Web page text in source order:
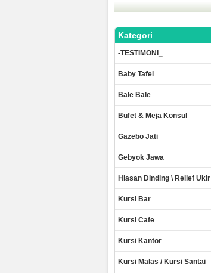
Kategori
-TESTIMONI_
Baby Tafel
Bale Bale
Bufet & Meja Konsul
Gazebo Jati
Gebyok Jawa
Hiasan Dinding \ Relief Ukir
Kursi Bar
Kursi Cafe
Kursi Kantor
Kursi Malas / Kursi Santai